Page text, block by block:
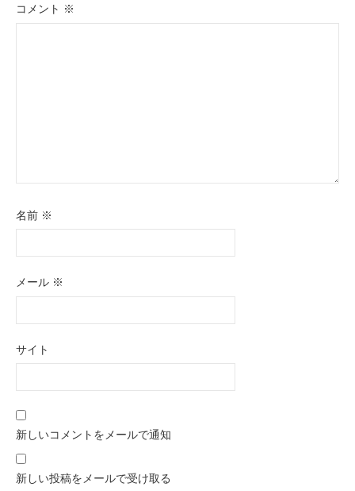
ョ
コメント ※
名前 ※
メール ※
サイト
新しいコメントをメールで通知
新しい投稿をメールで受け取る